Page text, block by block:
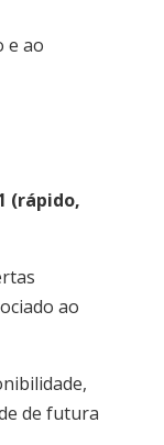
e ao
(rápido,
ao
de futura